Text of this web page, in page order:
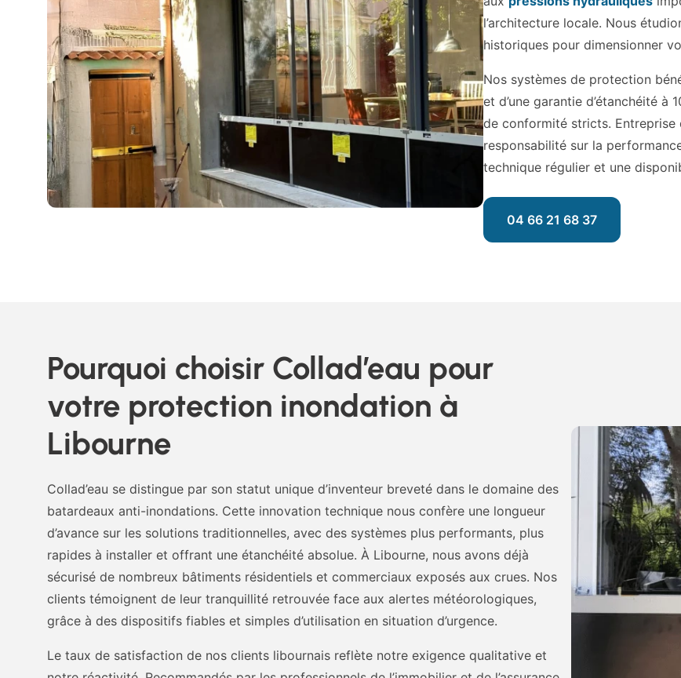
l’architecture locale. Nous
historiques pour dimensionner
Nos systèmes de protection
et d’une garantie d’étanchéité à
de conformité stricts. Entreprise
responsabilité sur la
technique régulier et une
04 66 21 68 37
Pourquoi choisir Collad’eau pour
votre protection inondation à
Libourne
Collad’eau se distingue par son statut unique d’inventeur breveté dans le domaine des
batardeaux anti-inondations. Cette innovation technique nous confère une longueur
d’avance sur les solutions traditionnelles, avec des systèmes plus performants, plus
rapides à installer et offrant une étanchéité absolue. À Libourne, nous avons déjà
sécurisé de nombreux bâtiments résidentiels et commerciaux exposés aux crues. Nos
clients témoignent de leur tranquillité retrouvée face aux alertes météorologiques,
grâce à des dispositifs fiables et simples d’utilisation en situation d’urgence.
Le taux de satisfaction de nos clients libournais reflète notre exigence qualitative et